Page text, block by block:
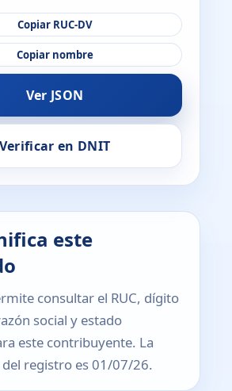
Copiar RUC-DV
Copiar nombre
Ver JSON
Verificar en DNIT
este
consultar el RUC, dígito
social y estado
este contribuyente. La
registro es 01/07/26.